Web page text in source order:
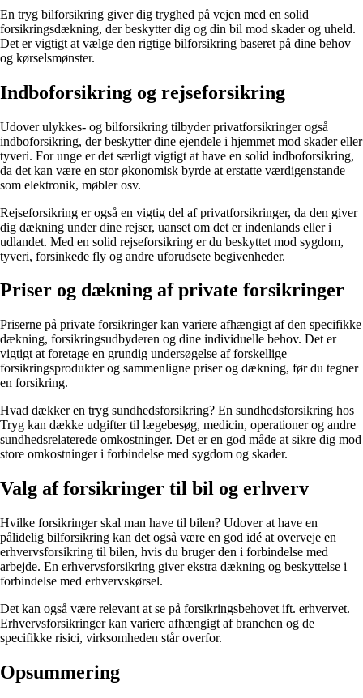
En tryg bilforsikring giver dig tryghed på vejen med en solid
forsikringsdækning, der beskytter dig og din bil mod skader og uheld.
Det er vigtigt at vælge den rigtige bilforsikring baseret på dine behov
og kørselsmønster.
Indboforsikring og rejseforsikring
Udover ulykkes- og bilforsikring tilbyder privatforsikringer også
indboforsikring, der beskytter dine ejendele i hjemmet mod skader eller
tyveri. For unge er det særligt vigtigt at have en solid indboforsikring,
da det kan være en stor økonomisk byrde at erstatte værdigenstande
som elektronik, møbler osv.
Rejseforsikring er også en vigtig del af privatforsikringer, da den giver
dig dækning under dine rejser, uanset om det er indenlands eller i
udlandet. Med en solid rejseforsikring er du beskyttet mod sygdom,
tyveri, forsinkede fly og andre uforudsete begivenheder.
Priser og dækning af private forsikringer
Priserne på private forsikringer kan variere afhængigt af den specifikke
dækning, forsikringsudbyderen og dine individuelle behov. Det er
vigtigt at foretage en grundig undersøgelse af forskellige
forsikringsprodukter og sammenligne priser og dækning, før du tegner
en forsikring.
Hvad dækker en tryg sundhedsforsikring? En sundhedsforsikring hos
Tryg kan dække udgifter til lægebesøg, medicin, operationer og andre
sundhedsrelaterede omkostninger. Det er en god måde at sikre dig mod
store omkostninger i forbindelse med sygdom og skader.
Valg af forsikringer til bil og erhverv
Hvilke forsikringer skal man have til bilen? Udover at have en
pålidelig bilforsikring kan det også være en god idé at overveje en
erhvervsforsikring til bilen, hvis du bruger den i forbindelse med
arbejde. En erhvervsforsikring giver ekstra dækning og beskyttelse i
forbindelse med erhvervskørsel.
Det kan også være relevant at se på forsikringsbehovet ift. erhvervet.
Erhvervsforsikringer kan variere afhængigt af branchen og de
specifikke risici, virksomheden står overfor.
Opsummering